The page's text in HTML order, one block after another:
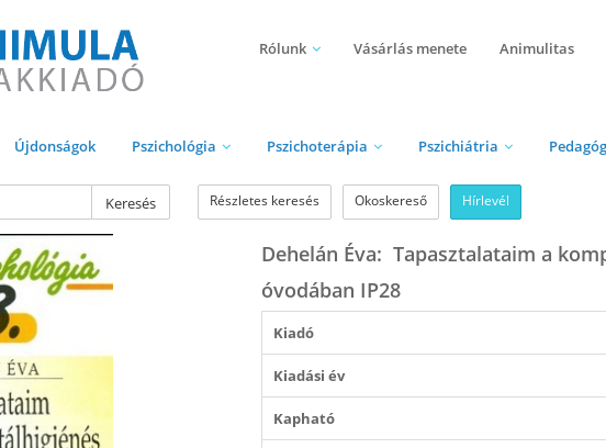
Rólunk Vásárlás menete Animulitas
Újdonságok Pszichológia Pszichoterápia Pszichiátria
Keresés Részletes keresés Okoskereső Hírlevél
Dehelán Éva: Tapasztalataim a
óvodában IP28
Kiadó
Kiadási év
Kapható